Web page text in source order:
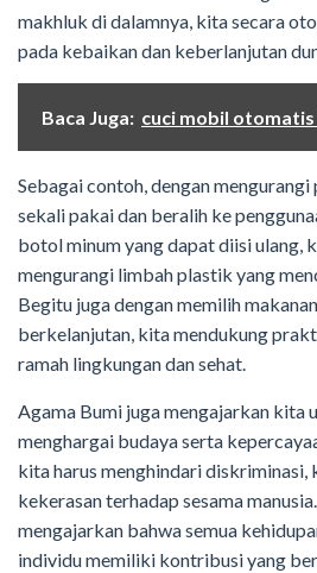
makhluk di dalamnya, kita secara
pada kebaikan dan keberlanjutan
Baca Juga: cuci mobil
Sebagai contoh, dengan
sekali pakai dan beralih ke
botol minum yang dapat diisi ulang,
mengurangi limbah plastik yang
Begitu juga dengan memilih
berkelanjutan, kita mendukung
ramah lingkungan dan sehat.
Agama Bumi juga mengajarkan kita
menghargai budaya serta
kita harus menghindari diskriminasi,
kekerasan terhadap sesama
mengajarkan bahwa semua
individu memiliki kontribusi yang